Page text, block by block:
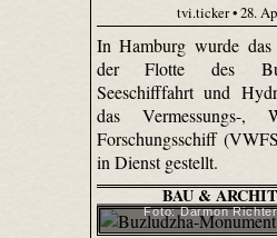
tvi.ticker • 28.
In Hamburg wurde das
der Flotte des
Seeschifffahrt und
das Vermessungs-,
Forschungsschiff
in Dienst gestellt.
BAU &
Foto: Darmon